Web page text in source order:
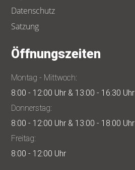
Datenschutz
Satzung
Öffnungszeiten
Montag - Mittwoch:
8:00 - 12:00 Uhr & 13:00 - 16:30 Uhr
Donnerstag:
8:00 - 12:00 Uhr & 13:00 - 18:00 Uhr
Freitag:
8:00 - 12:00 Uhr